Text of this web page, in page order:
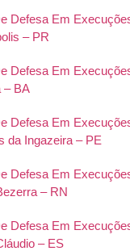
Defesa Em
– PR
Defesa Em
– BA
Defesa Em
da Ingazeira – PE
Defesa Em
– RN
Defesa Em
– ES